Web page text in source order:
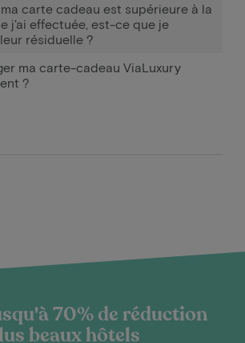
carte cadeau est supérieure à la
j'ai effectuée, est-ce que je
résiduelle ?
ma carte-cadeau ViaLuxury
?
70% de réduction
beaux hôtels